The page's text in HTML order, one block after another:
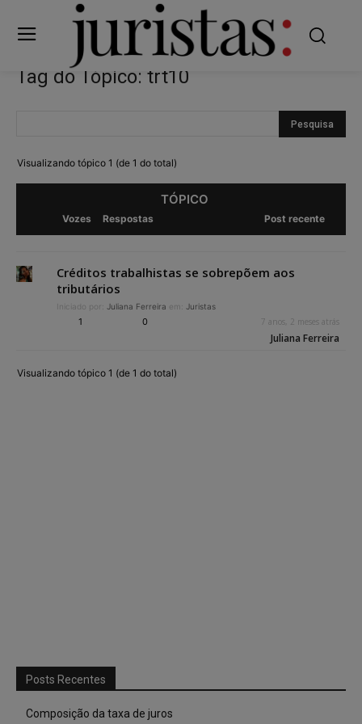
Tag do Tópico: trt10
Visualizando tópico 1 (de 1 do total)
TÓPICO
Vozes Respostas Post recente
Créditos trabalhistas se sobrepõem aos
tributários
Iniciado por: Juliana Ferreira em: Juristas
1 0 7 anos, 2 meses atrás
Juliana Ferreira
Visualizando tópico 1 (de 1 do total)
Posts Recentes
Composição da taxa de juros